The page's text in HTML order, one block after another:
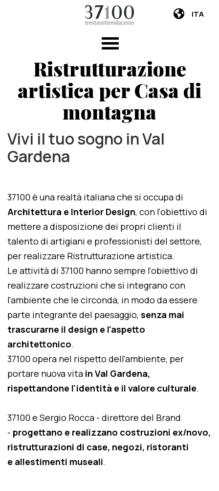
ITA
Ristrutturazione
artistica per Casa di
montagna
Vivi il tuo sogno in Val
Gardena
37100 è una realtà italiana che si occupa di
Architettura e Interior Design, con l'obiettivo di
mettere a disposizione dei propri clienti il
talento di artigiani e professionisti del settore,
per realizzare Ristrutturazione artistica.
Le attività di 37100 hanno sempre l'obiettivo di
realizzare costruzioni che si integrano con
l'ambiente che le circonda, in modo da essere
parte integrante del paesaggio, senza mai
trascurarne il design e l'aspetto
architettonico.
37100 opera nel rispetto dell'ambiente, per
portare nuova vita in Val Gardena,
rispettandone l'identità e il valore culturale.
37100 e Sergio Rocca - direttore del Brand
- progettano e realizzano costruzioni ex/novo,
ristrutturazioni di case, negozi, ristoranti
e allestimenti museali.